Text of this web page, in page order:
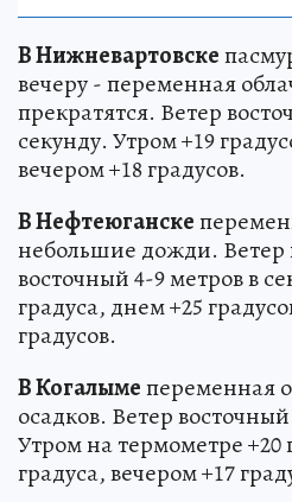
В Нижневартовске
вечеру - переменная
прекратятся. Ветер
секунду. Утром +19
вечером +18 градусов.
В Нефтеюганске
небольшие дожди. Ветер
восточный 4-9 метров в
градуса, днем +25
градусов.
В Когалымепеременная
осадков. Ветер
Утром на термометре +20
градуса, вечером +17